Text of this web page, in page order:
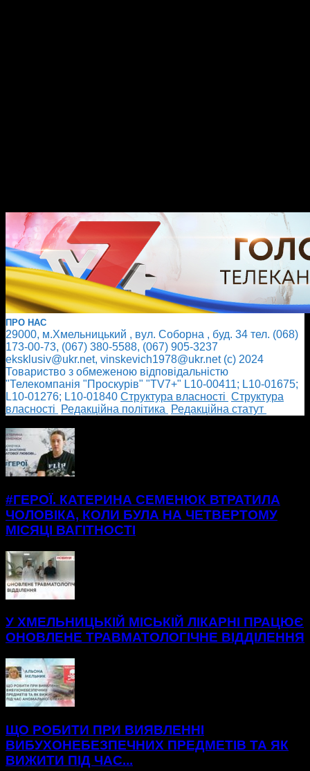
ПРО НАС
29000, м.Хмельницький , вул. Соборна , буд. 34 тел. (068)
173-00-73, (067) 380-5588, (067) 905-3237
eksklusiv@ukr.net, vinskevich1978@ukr.net (с) 2024
Товариство з обмеженою відповідальністю
"Телекомпанія "Проскурів" "TV7+" L10-00411; L10-01675;
L10-01276; L10-01840 Cтруктура власності Cтруктура
власності
Редакційна політика
Редакційна статут
#ГЕРОЇ. КАТЕРИНА СЕМЕНЮК ВТРАТИЛА
ЧОЛОВІКА, КОЛИ БУЛА НА ЧЕТВЕРТОМУ
МІСЯЦІ ВАГІТНОСТІ
У ХМЕЛЬНИЦЬКІЙ МІСЬКІЙ ЛІКАРНІ ПРАЦЮЄ
ОНОВЛЕНЕ ТРАВМАТОЛОГІЧНЕ ВІДДІЛЕННЯ
ЩО РОБИТИ ПРИ ВИЯВЛЕННІ
ВИБУХОНЕБЕЗПЕЧНИХ ПРЕДМЕТІВ ТА ЯК
ВИЖИТИ ПІД ЧАС...